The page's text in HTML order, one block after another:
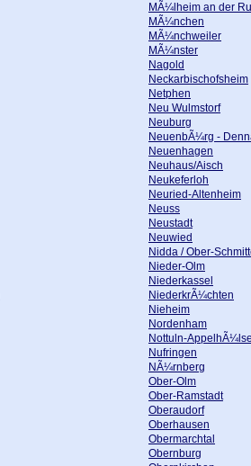
MÃ¼lheim an der
MÃ¼nchen
MÃ¼nchweiler
MÃ¼nster
Nagold
Neckarbischofsheim
Netphen
Neu Wulmstorf
Neuburg
NeuenbÃ¼rg -
Neuenhagen
Neuhaus/Aisch
Neukeferloh
Neuried-Altenheim
Neuss
Neustadt
Neuwied
Nidda / Ober-
Nieder-Olm
Niederkassel
NiederkrÃ¼chten
Nieheim
Nordenham
Nottuln-
Nufringen
NÃ¼rnberg
Ober-Olm
Ober-Ramstadt
Oberaudorf
Oberhausen
Obermarchtal
Obernburg